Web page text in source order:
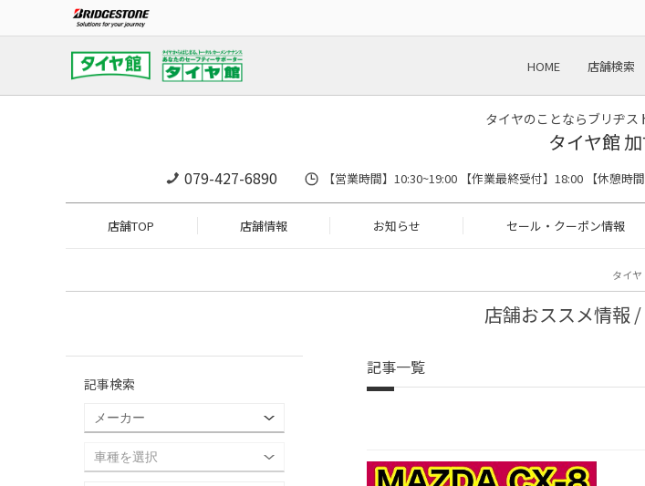
HOME 店舗検索
タイヤのことならブリヂス
タイヤ館
079-427-6890 【営業時間】10:30~19:00 【作業最終受付】18:00 【休憩時
店舗TOP 店舗情報 お知らせ セール・クーポン情報
タイ
店舗おススメ情報
記事一覧
記事検索